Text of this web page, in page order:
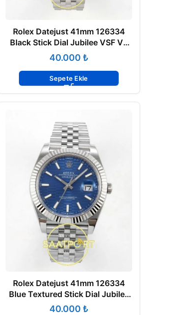
Rolex Datejust 41mm 126334
Black Stick Dial Jubilee VSF V3
Eta Saat₺
Sepete Ekle
Rolex Datejust 41mm 126334
Blue Textured Stick Dial Jubilee
VSF V3 Eta Saat
₺